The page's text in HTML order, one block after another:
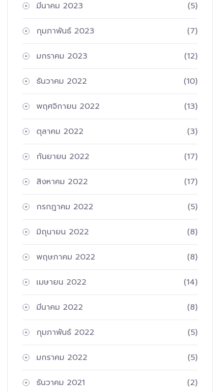
มีนาคม 2023 (5)
กุมภาพันธ์ 2023 (7)
มกราคม 2023 (12)
ธันวาคม 2022 (10)
พฤศจิกายน 2022 (13)
ตุลาคม 2022 (3)
กันยายน 2022 (17)
สิงหาคม 2022 (17)
กรกฎาคม 2022 (5)
มิถุนายน 2022 (8)
พฤษภาคม 2022 (8)
เมษายน 2022 (14)
มีนาคม 2022 (8)
กุมภาพันธ์ 2022 (5)
มกราคม 2022 (5)
ธันวาคม 2021 (2)